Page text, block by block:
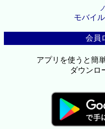
モバイ
会員
アプリを使うと簡
ダウンロ